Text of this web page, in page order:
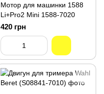
Мотор для машинки 1588
Li+Pro2 Mini 1588-7020
420 грн